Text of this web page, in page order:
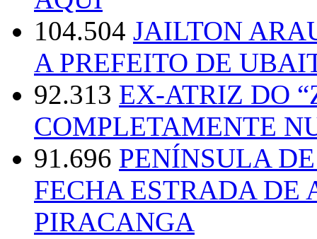
104.504 JAILTON
A PREFEITO DE
92.313 EX-ATRIZ DO
COMPLETAMENTE
91.696 PENÍNSULA
FECHA ESTRADA DE
PIRACANGA